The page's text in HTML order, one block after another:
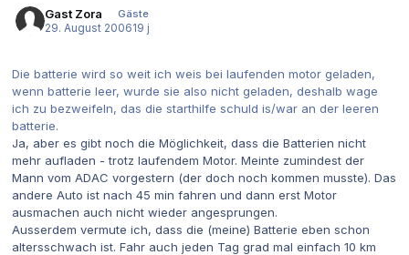
Gast Zora
Gäste
29. August 200619 j
Die batterie wird so weit ich weis bei laufenden motor geladen,
wenn batterie leer, wurde sie also nicht geladen, deshalb wage
ich zu bezweifeln, das die starthilfe schuld is/war an der leeren
batterie.
Ja, aber es gibt noch die Möglichkeit, dass die Batterien nicht
mehr aufladen - trotz laufendem Motor. Meinte zumindest der
Mann vom ADAC vorgestern (der doch noch kommen musste). Das
andere Auto ist nach 45 min fahren und dann erst Motor
ausmachen auch nicht wieder angesprungen.
Ausserdem vermute ich, dass die (meine) Batterie eben schon
altersschwach ist. Fahr auch jeden Tag grad mal einfach 10 km